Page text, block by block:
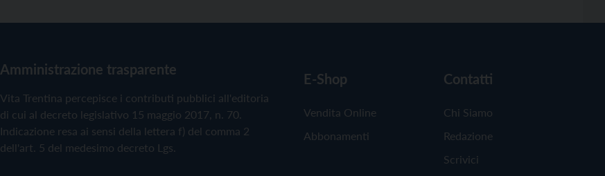
Amministrazione trasparente
Vita Trentina percepisce i contributi pubblici all'editoria
di cui al decreto legislativo 15 maggio 2017, n. 70.
Indicazione resa ai sensi della lettera f) del comma 2
dell'art. 5 del medesimo decreto Lgs.
E-Shop
Vendita Online
Abbonamenti
Contatti
Chi Siamo
Redazione
Scrivici